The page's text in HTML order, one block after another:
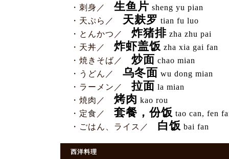
・刺身／
生鱼片 sheng yu pian
・天ぷら／
天麸罗 tian fu luo
・とんかつ／
炸猪排 zha zhu pai
・天丼／
炸虾盖饭 zha xia gai fan
・焼きそば／
炒面 chao mian
・うどん／
乌冬面 wu dong mian
・ラーメン／
拉面 la mian
・焼肉／
烤肉 kao rou
・定食／
套餐，份饭 tao can, fen
・ごはん、ライス／
白饭 bai fan
西洋料理